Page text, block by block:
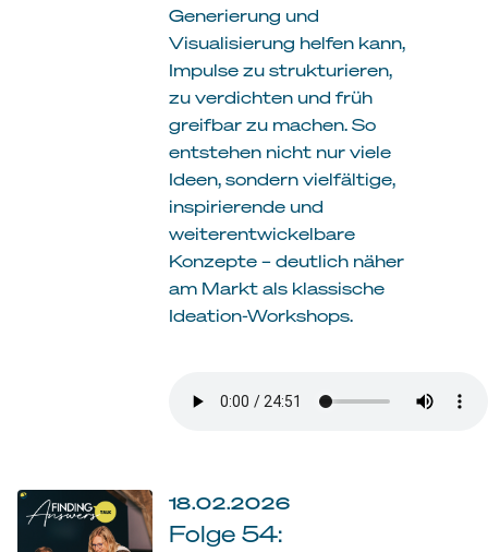
Generierung und
Visualisierung helfen kann,
Impulse zu strukturieren,
zu verdichten und früh
greifbar zu machen. So
entstehen nicht nur viele
Ideen, sondern vielfältige,
inspirierende und
weiterentwickelbare
Konzepte – deutlich näher
am Markt als klassische
Ideation-Workshops.
18.02.2026
Folge 54: